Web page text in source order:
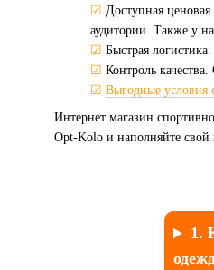
☑ Доступная
аудитории. Также у
☑ Быстрая
☑ Контроль
☑ Выгодные условия
Интернет магазин
Opt-Kolo и наполняйте
1.